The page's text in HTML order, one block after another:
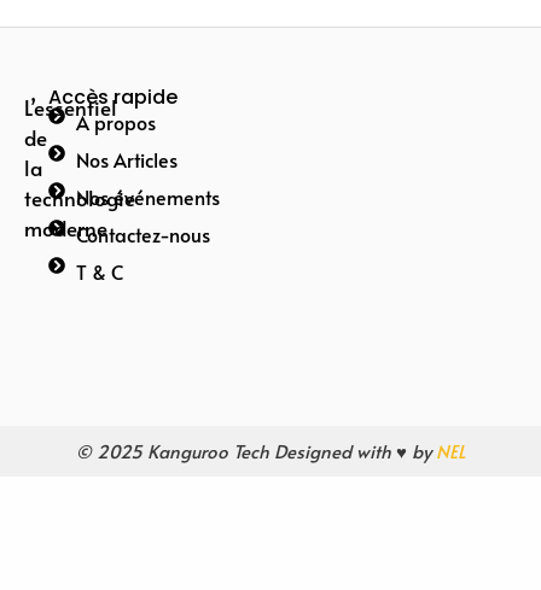
L’essentiel
de
la
technologie
moderne
Accès rapide
A propos
Nos Articles
Nos événements
Contactez-nous
T & C
© 2025 Kanguroo Tech Designed with ♥ byNEL